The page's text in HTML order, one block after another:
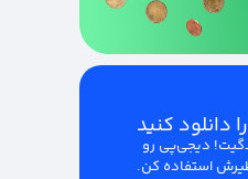
دانلود کنید
دیجی‌پی رو
استفاده کن.